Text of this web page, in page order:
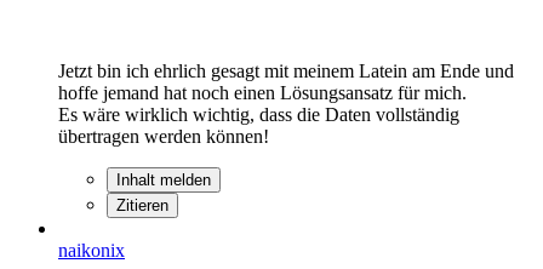
Jetzt bin ich ehrlich gesagt mit meinem Latein am Ende und
hoffe jemand hat noch einen Lösungsansatz für mich.
Es wäre wirklich wichtig, dass die Daten vollständig
übertragen werden können!
Inhalt melden
Zitieren
naikonix